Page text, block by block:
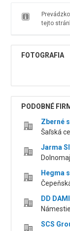
tejto
FOTOGRAFIA
PODOBNÉ
Zberné
Šaľská
Jarma
Hegma
DD
SCS